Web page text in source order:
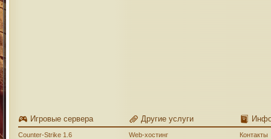
Игровые сервера
Counter-Strike 1.6
Другие услуги
Web-хостинг
Контакты